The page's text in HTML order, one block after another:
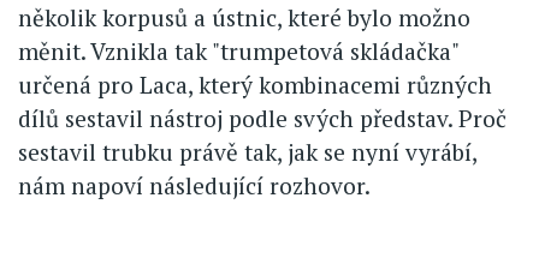
několik korpusů a ústnic, které bylo možno
měnit. Vznikla tak "trumpetová skládačka"
určená pro Laca, který kombinacemi různých
dílů sestavil nástroj podle svých představ. Proč
sestavil trubku právě tak, jak se nyní vyrábí,
nám napoví následující rozhovor.